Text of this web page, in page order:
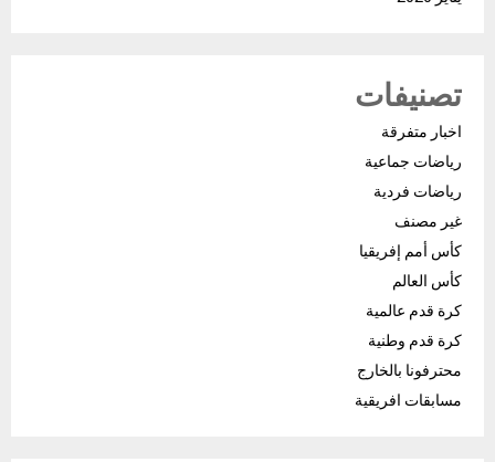
تصنيفات
اخبار متفرقة
رياضات جماعية
رياضات فردية
غير مصنف
كأس أمم إفريقيا
كأس العالم
كرة قدم عالمية
كرة قدم وطنية
محترفونا بالخارج
مسابقات افريقية